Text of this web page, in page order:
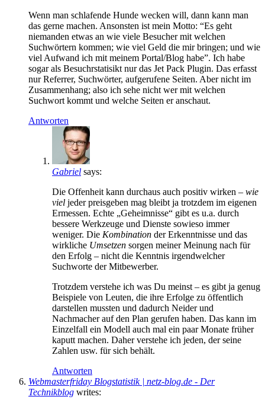
Wenn man schlafende Hunde wecken will, dann kann man
das gerne machen. Ansonsten ist mein Motto: “Es geht
niemanden etwas an wie viele Besucher mit welchen
Suchwörtern kommen; wie viel Geld die mir bringen; und wie
viel Aufwand ich mit meinem Portal/Blog habe”. Ich habe
sogar als Besuchrstatisikt nur das Jet Pack Plugin. Das erfasst
nur Referrer, Suchwörter, aufgerufene Seiten. Aber nicht im
Zusammenhang; also ich sehe nicht wer mit welchen
Suchwort kommt und welche Seiten er anschaut.
Antworten
Gabriel says:
Die Offenheit kann durchaus auch positiv wirken – wie
viel jeder preisgeben mag bleibt ja trotzdem im eigenen
Ermessen. Echte „Geheimnisse“ gibt es u.a. durch
bessere Werkzeuge und Dienste sowieso immer
weniger. Die Kombination der Erkenntnisse und das
wirkliche Umsetzen sorgen meiner Meinung nach für
den Erfolg – nicht die Kenntnis irgendwelcher
Suchworte der Mitbewerber.
Trotzdem verstehe ich was Du meinst – es gibt ja genug
Beispiele von Leuten, die ihre Erfolge zu öffentlich
darstellen mussten und dadurch Neider und
Nachmacher auf den Plan gerufen haben. Das kann im
Einzelfall ein Modell auch mal ein paar Monate früher
kaputt machen. Daher verstehe ich jeden, der seine
Zahlen usw. für sich behält.
Antworten
Webmasterfriday Blogstatistik | netz-blog.de - Der
Technikblog writes: